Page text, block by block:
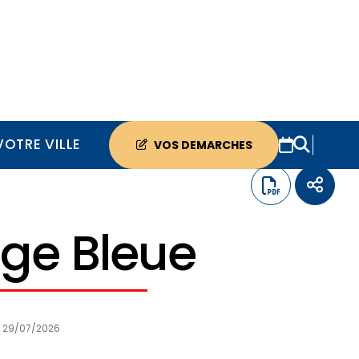
VILLE VOS DEMARCHES
Bleue
29/07/2026